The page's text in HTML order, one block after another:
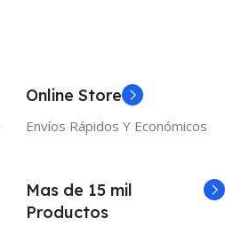
Online Store
Envíos Rápidos Y Económicos
Mas de 15 mil
Productos